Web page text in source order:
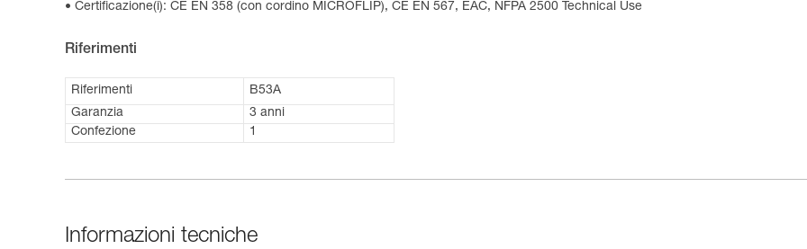
Certificazione(i): CE EN 358 (con cordino MICROFLIP), CE EN 567, EAC, NFPA 2500 Technical Use
Riferimenti
Riferimenti
B53A
Garanzia
3 anni
Confezione
1
Informazioni tecniche